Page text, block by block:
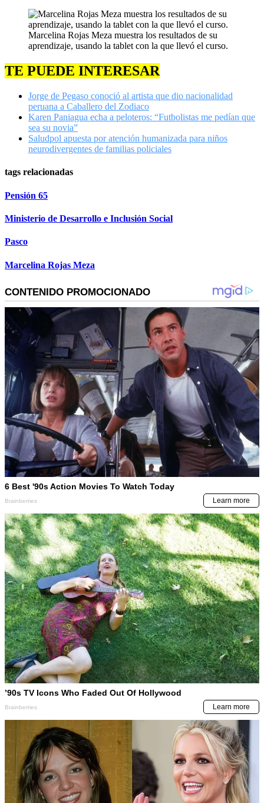
Marcelina Rojas Meza muestra los resultados de su
aprendizaje, usando la tablet con la que llevó el curso.
TE PUEDE INTERESAR
Jorge de Pegaso conoció al artista que dio nacionalidad
peruana a Caballero del Zodiaco
Karen Paniagua echa a peloteros: “Futbolistas me pedían que
sea su novia”
Saludpol apuesta por atención humanizada para niños
neurodivergentes de familias policiales
tags relacionadas
Pensión 65
Ministerio de Desarrollo e Inclusión Social
Pasco
Marcelina Rojas Meza